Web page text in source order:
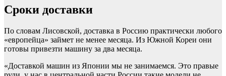
Сроки доставки
По словам Лисовской, доставка в Россию практически любого
«европейца» займет не менее месяца. Из Южной Кореи они
готовы привезти машину за два месяца.
«Доставкой машин из Японии мы не занимаемся. Это правые